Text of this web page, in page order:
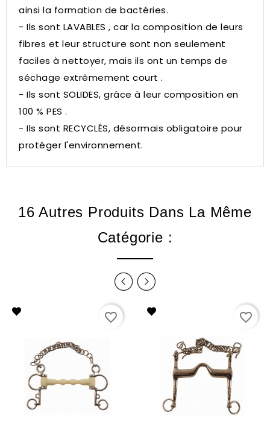
ainsi la formation de bactéries.
- Ils sont LAVABLES , car la composition de leurs
fibres et leur structure sont non seulement
faciles à nettoyer, mais ils ont un temps de
séchage extrêmement court .
- Ils sont SOLIDES, grâce à leur composition en
100 % PES .
- Ils sont RECYCLÉS, désormais obligatoire pour
protéger l'environnement.
16 Autres Produits Dans La Même
Catégorie :
favorite_border favorite_border